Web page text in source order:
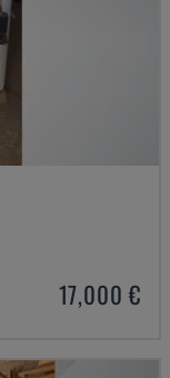
17,000 €